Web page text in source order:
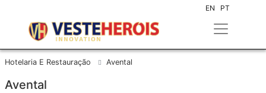
EN PT
Hotelaria E Restauração Avental
Avental